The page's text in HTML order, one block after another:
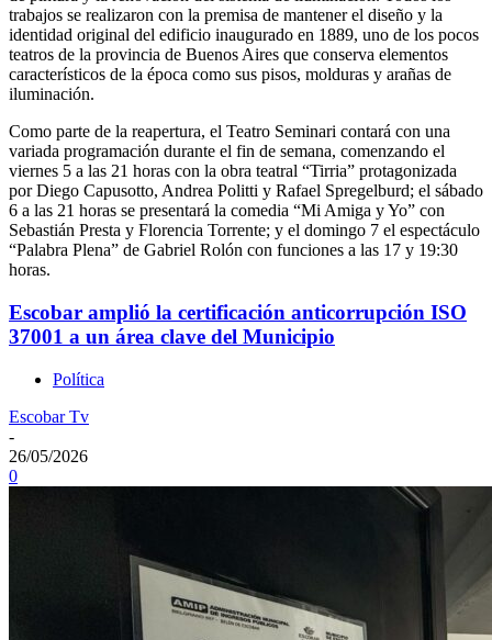
trabajos se realizaron con la premisa de mantener el diseño y la
identidad original del edificio inaugurado en 1889, uno de los pocos
teatros de la provincia de Buenos Aires que conserva elementos
característicos de la época como sus pisos, molduras y arañas de
iluminación.
Como parte de la reapertura, el Teatro Seminari contará con una
variada programación durante el fin de semana, comenzando el
viernes 5 a las 21 horas con la obra teatral “Tirria” protagonizada
por Diego Capusotto, Andrea Politti y Rafael Spregelburd; el sábado
6 a las 21 horas se presentará la comedia “Mi Amiga y Yo” con
Sebastián Presta y Florencia Torrente; y el domingo 7 el espectáculo
“Palabra Plena” de Gabriel Rolón con funciones a las 17 y 19:30
horas.
Escobar amplió la certificación anticorrupción ISO
37001 a un área clave del Municipio
Política
Escobar Tv
-
26/05/2026
0